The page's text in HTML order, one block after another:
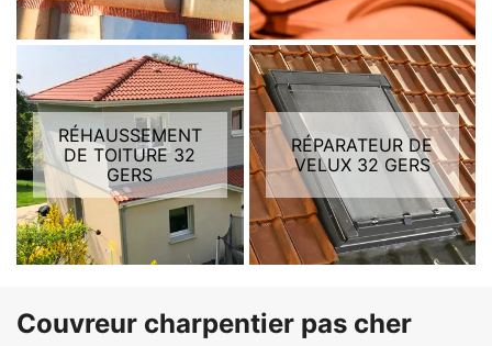
RÉHAUSSEMENT
DE TOITURE 32
GERS
RÉPARATEUR DE
VELUX 32 GERS
Couvreur charpentier pas cher